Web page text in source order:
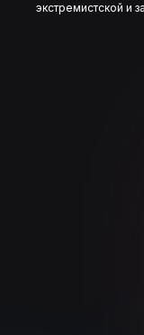
экстремистской и